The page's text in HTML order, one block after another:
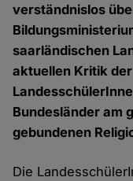
verständnislos
saarländischen
aktuellen Kritik der
Bundesländer am
gebundenen
Die